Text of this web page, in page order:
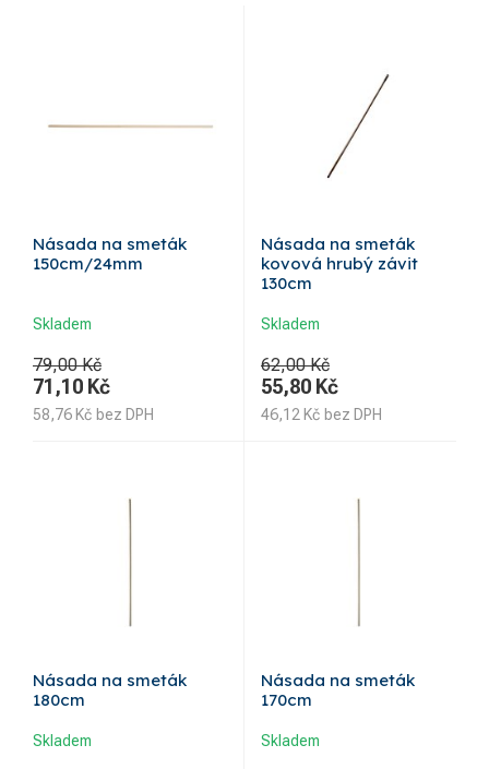
Násada na smeták
150cm/24mm
Skladem
79,00 Kč
71,10 Kč
58,76 Kč bez DPH
Násada na smeták
kovová hrubý závit
130cm
Skladem
62,00 Kč
55,80 Kč
46,12 Kč bez DPH
Násada na smeták
180cm
Skladem
Násada na smeták
170cm
Skladem